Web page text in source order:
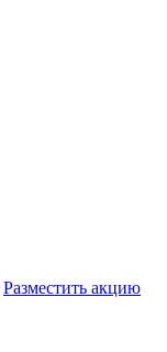
Разместить акцию